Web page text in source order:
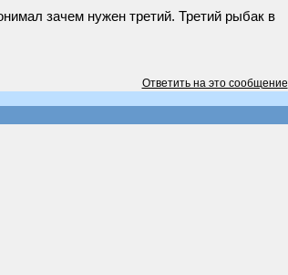
зачем нужен третий. Третий рыбак в
Ответить на это сообщение